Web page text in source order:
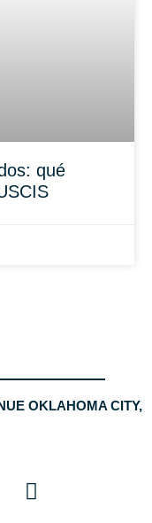
qué
OKLAHOMA CITY,
I
n